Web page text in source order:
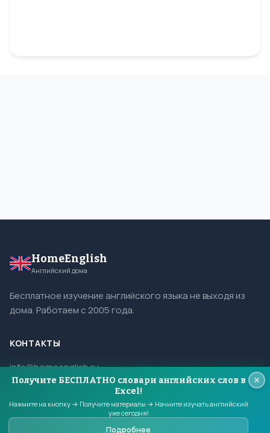
HomeEnglish
Английский дома
Бесплатное изучение английского языка не выходя из
дома. Работаем с 2005 года.
КОНТАКТЫ
info@homeenglish.ru
ВКонтакте
Получите БЕСПЛАТНО словари английских слов в
Excel!
Нажмите на кнопку → Получите материалы → Начните изучать английский
уже сегодня!
Подробнее